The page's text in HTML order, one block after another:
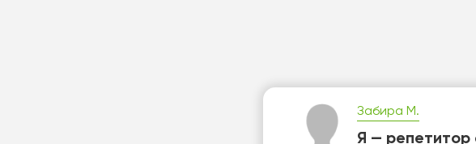
Забира М.
Я — репетитор